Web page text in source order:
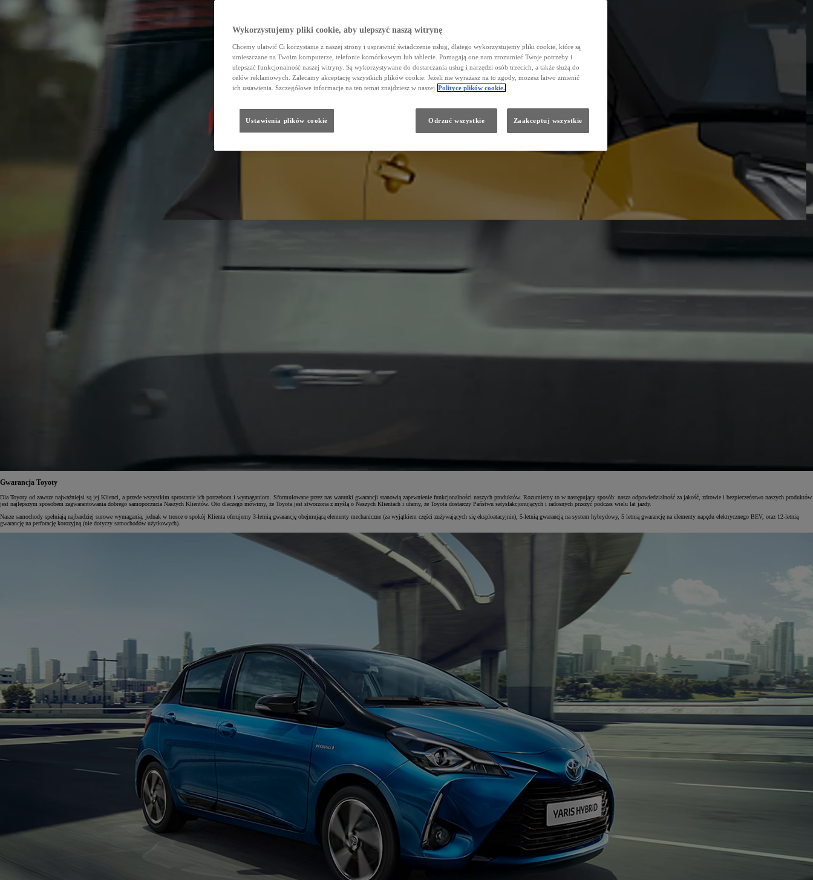
Gwarancja Toyoty
Dla Toyoty od zawsze najważniejsi są jej Klienci, a przede wszystkim sprostanie ich potrzebom i wymaganiom. Sformułowane przez nas warunki gwarancji stanowią zapewnienie funkcjonalności naszych produktów. Rozumiemy to w następujący sposób: nasza odpowiedzialność za jakość, zdrowie i bezpieczeństwo naszych produktów
jest najlepszym sposobem zagwarantowania dobrego samopoczucia Naszych Klientów. Oto dlaczego mówimy, że Toyota jest stworzona z myślą o Naszych Klientach i ufamy, że Toyota dostarczy Państwu satysfakcjonujących i radosnych przeżyć podczas wielu lat jazdy.
Nasze samochody spełniają najbardziej surowe wymagania, jednak w trosce o spokój Klienta oferujemy 3-letnią gwarancję obejmującą elementy mechaniczne (za wyjątkiem części zużywających się eksploatacyjnie), 5-letnią gwarancją na system hybrydowy, 5 letnią gwarancję na elementy napędu elektrycznego BEV, oraz 12-letnią
gwarancję na perforację korozyjną (nie dotyczy samochodów użytkowych).
Wykorzystujemy pliki cookie, aby ulepszyć naszą witrynę
Chcemy ułatwić Ci korzystanie z naszej strony i usprawnić świadczenie usług, dlatego wykorzystujemy pliki cookie, które są
umieszczane na Twoim komputerze, telefonie komórkowym lub tablecie. Pomagają one nam zrozumieć Twoje potrzeby i
ulepszać funkcjonalność naszej witryny. Są wykorzystywane do dostarczania usług i narzędzi osób trzecich, a także służą do
celów reklamowych. Zalecamy akceptację wszystkich plików cookie. Jeżeli nie wyrażasz na to zgody, możesz łatwo zmienić
ich ustawienia. Szczegółowe informacje na ten temat znajdziesz w naszej Polityce plików cookie.
Ustawienia plików cookie Odrzuć wszystkie Zaakceptuj wszystkie